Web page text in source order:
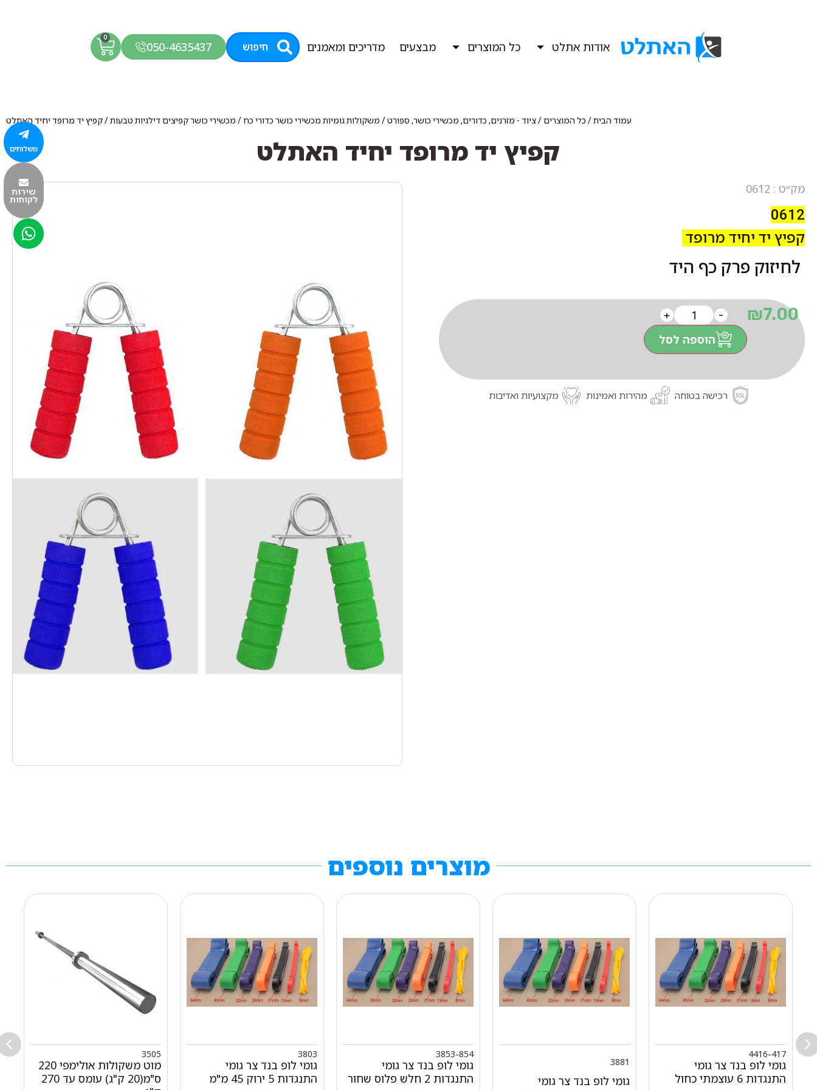
אודות אתלט כל המוצרים מבצעים מדריכים ומאמנים חיפוש 050-4635437
0
עמוד הבית/ כל המוצרים /ציוד - מזרנים, כדורים, מכשירי כושר, ספורט/ משקולות גומיות מכשירי כושר כדורי כח / מכשירי כושר קפיצים דילגיות טבעות/ קפיץ יד מרופד יחיד האתלט
קפיץ יד מרופד יחיד האתלט
מק״ט : 0612
0612
קפיץ יד יחיד מרופד
לחיזוק פרק כף היד
₪7.00
-
+
הוספה לסל
רכישה בטוחה מהירות ואמינות מקצועיות ואדיבות
מוצרים נוספים
4416-417
גומי לופ בנד צר גומי
התנגדות 6 עוצמתי כחול
3881
גומי לופ בנד צר גומי
3853-854
גומי לופ בנד צר גומי
התנגדות 2 חלש פלוס שחור
3803
גומי לופ בנד צר גומי
התנגדות 5 ירוק 45 מ"מ
3505
מוט משקולות אולימפי 220
ס"מ(20 ק"ג) עומס עד 270
משלוחים
שירות
לקוחות